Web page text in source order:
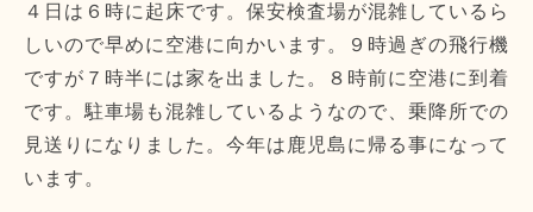
４日は６時に起床です。保安検査場が混雑しているら
しいので早めに空港に向かいます。９時過ぎの飛行機
ですが７時半には家を出ました。８時前に空港に到着
です。駐車場も混雑しているようなので、乗降所での
見送りになりました。今年は鹿児島に帰る事になって
います。